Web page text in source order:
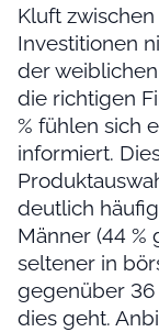
Kluft
Investitionen
der
die richtigen
% fühlen sich
informiert.
deutlich
Männer (44 %
seltener in
gegenüber 36
dies geht.